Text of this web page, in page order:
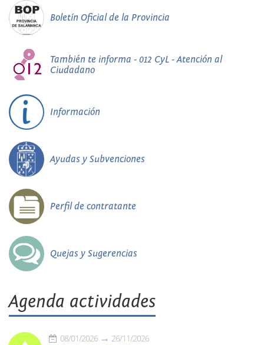
Boletín Oficial de la Provincia
También te informa - 012 CyL - Atención al
Ciudadano
Información
Ayudas y Subvenciones
Perfil de contratante
Quejas y Sugerencias
Agenda actividades
08/01/2026 26/11/2026